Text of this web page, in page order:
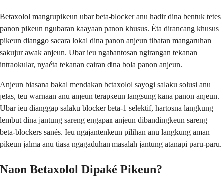
Betaxolol mangrupikeun ubar beta-blocker anu hadir dina bentuk tetes
panon pikeun ngubaran kaayaan panon khusus. Éta dirancang khusus
pikeun dianggo sacara lokal dina panon anjeun tibatan mangaruhan
sakujur awak anjeun. Ubar ieu ngabantosan ngirangan tekanan
intraokular, nyaéta tekanan cairan dina bola panon anjeun.
Anjeun biasana bakal mendakan betaxolol sayogi salaku solusi anu
jelas, teu warnaan anu anjeun terapkeun langsung kana panon anjeun.
Ubar ieu dianggap salaku blocker beta-1 selektif, hartosna langkung
lembut dina jantung sareng engapan anjeun dibandingkeun sareng
beta-blockers sanés. Ieu ngajantenkeun pilihan anu langkung aman
pikeun jalma anu tiasa ngagaduhan masalah jantung atanapi paru-paru.
Naon Betaxolol Dipaké Pikeun?